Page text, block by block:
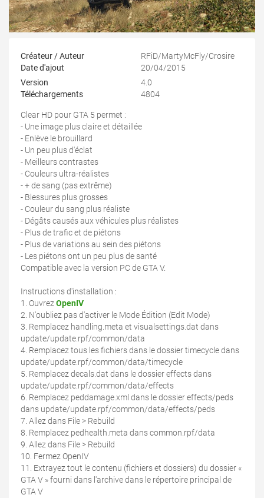
Créateur / Auteur
RFiD/MartyMcFly/Crosire
Date d'ajout
20/04/2015
Version
4.0
Téléchargements
4804
Clear HD pour GTA 5 permet :
- Une image plus claire et détaillée
- Enlève le brouillard
- Un peu plus d'éclat
- Meilleurs contrastes
- Couleurs ultra-réalistes
- + de sang (pas extrême)
- Blessures plus grosses
- Couleur du sang plus réaliste
- Dégâts causés aux véhicules plus réalistes
- Plus de trafic et de piétons
- Plus de variations au sein des piétons
- Les piétons ont un peu plus de santé
Compatible avec la version PC de GTA V.
Instructions d'installation :
1. Ouvrez OpenIV
2. N'oubliez pas d'activer le Mode Édition (Edit Mode)
3. Remplacez handling.meta et visualsettings.dat dans
update/update.rpf/common/data
4. Remplacez tous les fichiers dans le dossier timecycle dans
update/update.rpf/common/data/timecycle
5. Remplacez decals.dat dans le dossier effects dans
update/update.rpf/common/data/effects
6. Remplacez peddamage.xml dans le dossier effects/peds
dans update/update.rpf/common/data/effects/peds
7. Allez dans File > Rebuild
8. Remplacez pedhealth.meta dans common.rpf/data
9. Allez dans File > Rebuild
10. Fermez OpenIV
11. Extrayez tout le contenu (fichiers et dossiers) du dossier «
GTA V » fourni dans l'archive dans le répertoire principal de
GTA V